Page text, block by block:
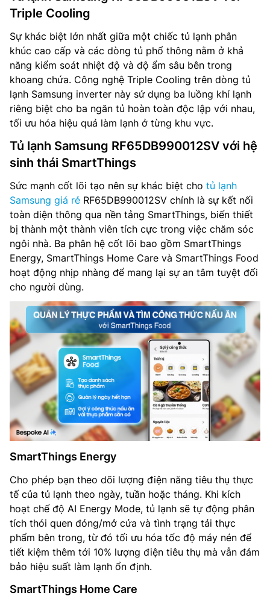
Triple Cooling
Sự khác biệt lớn nhất giữa một chiếc tủ lạnh phân
khúc cao cấp và các dòng tủ phổ thông nằm ở khả
năng kiểm soát nhiệt độ và độ ẩm sâu bên trong
khoang chứa. Công nghệ Triple Cooling trên dòng tủ
lạnh Samsung inverter này sử dụng ba luồng khí lạnh
riêng biệt cho ba ngăn tủ hoàn toàn độc lập với nhau,
tối ưu hóa hiệu quả làm lạnh ở từng khu vực.
Tủ lạnh Samsung RF65DB990012SV với hệ
sinh thái SmartThings
Sức mạnh cốt lõi tạo nên sự khác biệt cho tủ lạnh
Samsung giá rẻ RF65DB990012SV chính là sự kết nối
toàn diện thông qua nền tảng SmartThings, biến thiết
bị thành một thành viên tích cực trong việc chăm sóc
ngôi nhà. Ba phân hệ cốt lõi bao gồm SmartThings
Energy, SmartThings Home Care và SmartThings Food
hoạt động nhịp nhàng để mang lại sự an tâm tuyệt đối
cho người dùng.
SmartThings Energy
Cho phép bạn theo dõi lượng điện năng tiêu thụ thực
tế của tủ lạnh theo ngày, tuần hoặc tháng. Khi kích
hoạt chế độ AI Energy Mode, tủ lạnh sẽ tự động phân
tích thói quen đóng/mở cửa và tình trạng tải thực
phẩm bên trong, từ đó tối ưu hóa tốc độ máy nén để
tiết kiệm thêm tới 10% lượng điện tiêu thụ mà vẫn đảm
bảo hiệu suất làm lạnh ổn định.
SmartThings Home Care